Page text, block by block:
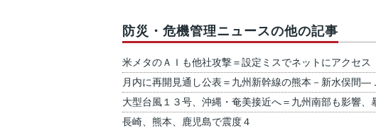
防災・危機管理ニュースの他の記事
米メタのＡＩも他社攻撃＝設定ミスでネットにアクセス
月内に再開見通し公表＝九州新幹線の熊本－新水俣間―
大型台風１３号、沖縄・奄美接近へ＝九州南部も影響
長崎、熊本、鹿児島で震度４